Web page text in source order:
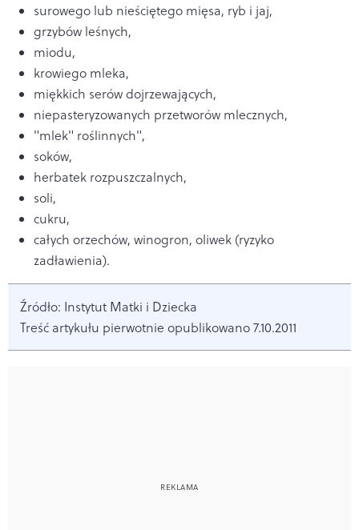
surowego lub nieściętego mięsa, ryb i jaj,
grzybów leśnych,
miodu,
krowiego mleka,
miękkich serów dojrzewających,
niepasteryzowanych przetworów mlecznych,
"mlek" roślinnych",
soków,
herbatek rozpuszczalnych,
soli,
cukru,
całych orzechów, winogron, oliwek (ryzyko
zadławienia).
Źródło: Instytut Matki i Dziecka
Treść artykułu pierwotnie opublikowano 7.10.2011